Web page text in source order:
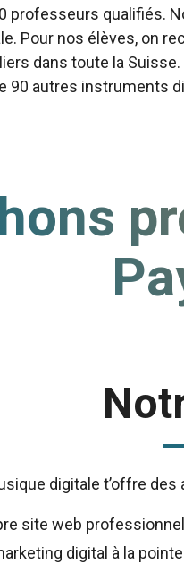
professeurs qualifiés.
Pour nos élèves, on
dans toute la
90 autres instruments
digitale t’offre des
site web
digital à la